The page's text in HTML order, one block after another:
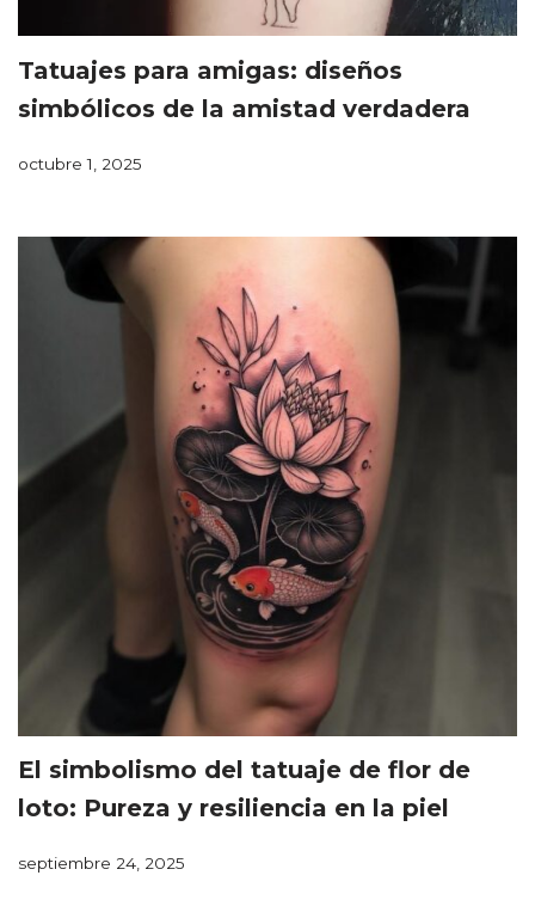
Tatuajes para amigas: diseños
simbólicos de la amistad verdadera
octubre 1, 2025
El simbolismo del tatuaje de flor de
loto: Pureza y resiliencia en la piel
septiembre 24, 2025